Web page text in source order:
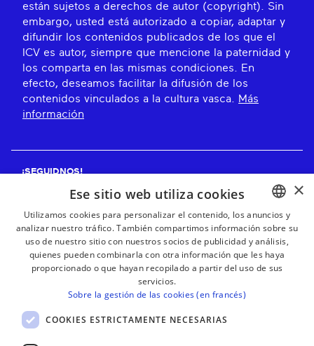
están sujetos a derechos de autor (copyright). Sin
embargo, usted está autorizado a copiar, adaptar y
difundir los contenidos publicados de los que el
ICV es autor, siempre que mencione la paternidad y
los comparta en las mismas condiciones. En
efecto, deseamos facilitar la difusión de los
contenidos vinculados a la cultura vasca.
Más
información
¡SEGUIDNOS!
¡RECIBE NUESTROS BOLETINES!
Suscribirse
BASQUE
FRENCH
×
Ese sitio web utiliza cookies
Utilizamos cookies para personalizar el contenido, los anuncios y
analizar nuestro tráfico. También compartimos información sobre su
uso de nuestro sitio con nuestros socios de publicidad y análisis,
quienes pueden combinarla con otra información que les haya
proporcionado o que hayan recopilado a partir del uso de sus
servicios.
Sobre la gestión de las cookies (en francés)
COOKIES ESTRICTAMENTE NECESARIAS